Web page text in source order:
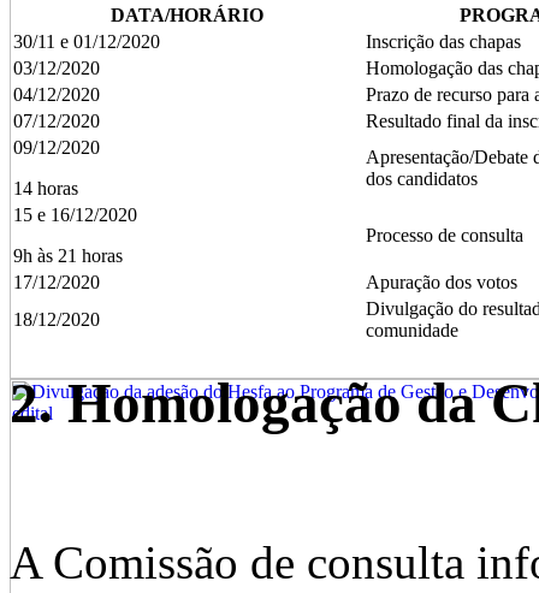
DATA/HORÁRIO
30/11 e 01/12/2020
Inscrição das chapas
03/12/2020
Homologação das
04/12/2020
Prazo de recurso para
07/12/2020
Resultado final da
09/12/2020
14 horas
Apresentação/Debate
dos candidatos
15 e 16/12/2020
9h às 21 horas
Processo de consulta
17/12/2020
Apuração dos votos
18/12/2020
Divulgação do
comunidade
2. Homologação da
A Comissão de consulta